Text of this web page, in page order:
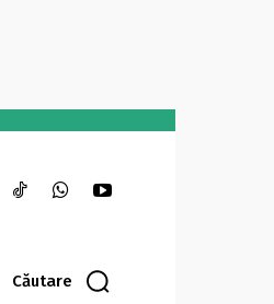
Căutare